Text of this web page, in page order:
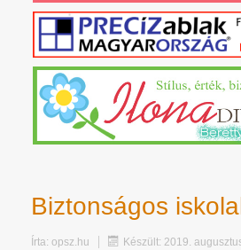
Biztonságos
Írta: opsz.hu Készült: 2019.